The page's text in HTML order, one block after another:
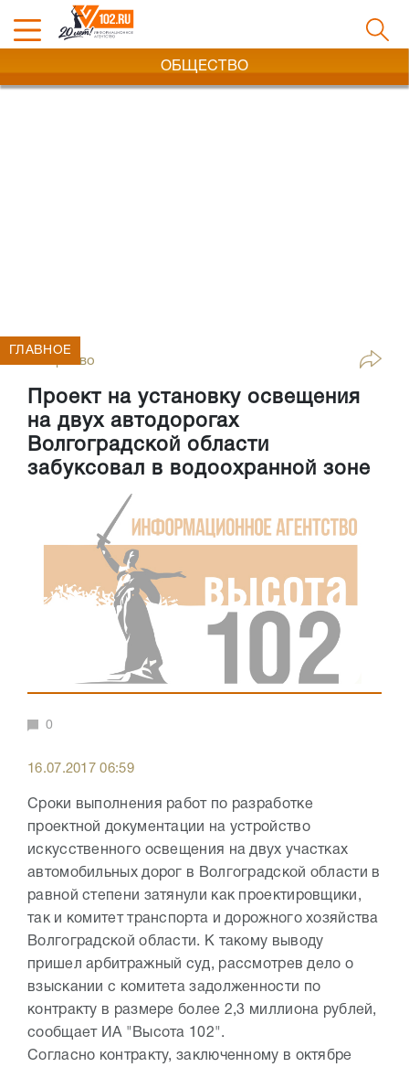
ОБЩЕСТВО
Общество
Проект на установку освещения
на двух автодорогах
Волгоградской области
забуксовал в водоохранной зоне
ГЛАВНОЕ
0
16.07.2017 06:59
Сроки выполнения работ по разработке
проектной документации на устройство
искусственного освещения на двух участках
автомобильных дорог в Волгоградской области в
равной степени затянули как проектировщики,
так и комитет транспорта и дорожного хозяйства
Волгоградской области. К такому выводу
пришел арбитражный суд, рассмотрев дело о
взыскании с комитета задолженности по
контракту в размере более 2,3 миллиона рублей,
сообщает ИА "Высота 102".
Согласно контракту, заключенному в октябре